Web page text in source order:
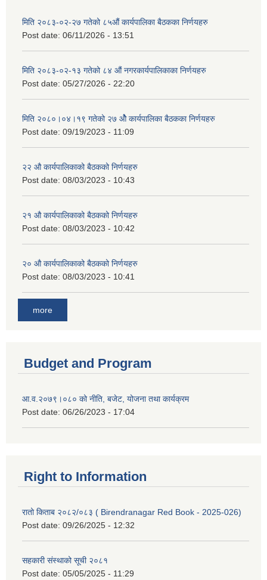
मिति २०८३-०२-२७ गतेको ८५औं कार्यपालिका बैठकका निर्णयहरु
Post date: 06/11/2026 - 13:51
मिति २०८३-०२-१३ गतेको ८४ औं नगरकार्यपालिकाका निर्णयहरु
Post date: 05/27/2026 - 22:20
मिति २०८०।०४।१९ गतेको २७ ‌‍‌ओेै कार्यपालिका बैठकका निर्णयहरु
Post date: 09/19/2023 - 11:09
२‍२ औ कार्यपालिकाको बैठकको निर्णयहरु
Post date: 08/03/2023 - 10:43
२‍१ औ कार्यपालिकाको बैठकको निर्णयहरु
Post date: 08/03/2023 - 10:42
२‍० औ कार्यपालिकाको बैठकको निर्णयहरु
Post date: 08/03/2023 - 10:41
more
Budget and Program
आ.व.२०७९।०८० को नीति, बजेट, योजना तथा कार्यक्रम
Post date: 06/26/2023 - 17:04
Right to Information
रातो किताब २०८२/०८३ ( Birendranagar Red Book - 2025-026)
Post date: 09/26/2025 - 12:32
सहकारी संस्थाको सूची २०८१
Post date: 05/05/2025 - 11:29